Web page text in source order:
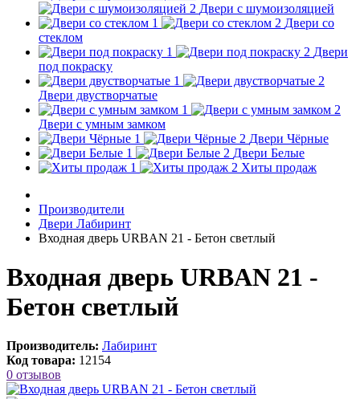
Двери с шумоизоляцией
Двери со
стеклом
Двери
под покраску
Двери двустворчатые
Двери с умным замком
Двери Чёрные
Двери Белые
Хиты продаж
Производители
Двери Лабиринт
Входная дверь URBAN 21 - Бетон светлый
Входная дверь URBAN 21 -
Бетон светлый
Производитель: Лабиринт
Код товара: 12154
0 отзывов